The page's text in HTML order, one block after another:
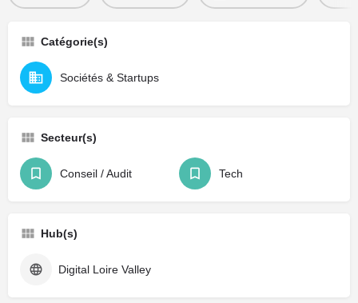
Catégorie(s)
Sociétés & Startups
Secteur(s)
Conseil / Audit Tech
Hub(s)
Digital Loire Valley